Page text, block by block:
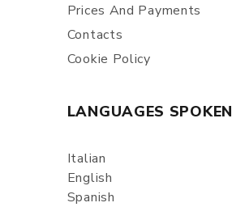
Prices And Payments
Contacts
Cookie Policy
LANGUAGES SPOKEN
Italian
English
Spanish